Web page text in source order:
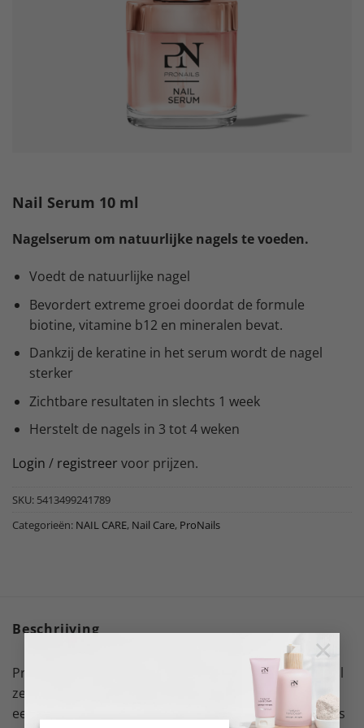
×
Nail Serum 10 ml
Nagelserum om natuurlijke nagels te voeden.
Voedt de natuurlijke nagel
Bevordert extreme groei doordat de formule
biotine, vitamine b12 en mineralen bevat.
Dankzij de keratine in het serum wordt de nagel
sterker
Zichtbare resultaten in slechts 1 week
Herstelt de nagels in 3 tot 4 weken
Login / registreer voor prijzen.
SKU: 5413499241789
Categorieën: NAIL CARE, Nail Care, ProNails
Beschrijving
ProNails nagelserum voedt de natuurlijke nagel terwijl
ze genezen en voorkomt dat de nagels breken. Het is
een complete voedende behandeling en kan de nagels